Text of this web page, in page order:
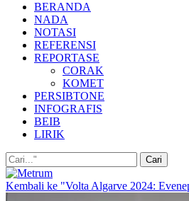
BERANDA
NADA
NOTASI
REFERENSI
REPORTASE
CORAK
KOMET
PERSIBTONE
INFOGRAFIS
BEIB
LIRIK
Kembali ke "Volta Algarve 2024: